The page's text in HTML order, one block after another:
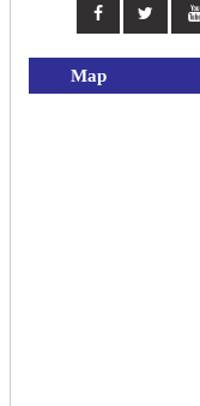
Map